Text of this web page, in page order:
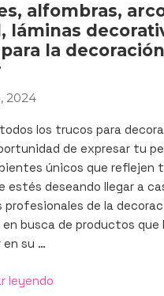
alfombras,
láminas
la
2024
los trucos para
de expresar tu
únicos que reflejen
estés deseando llegar a
profesionales de la
busca de productos que
su …
leyendo